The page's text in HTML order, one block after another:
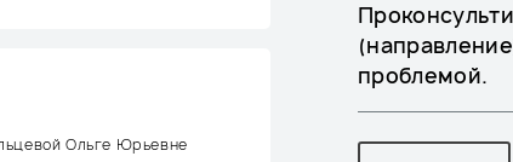
Ольге Юрьевне
проблемой.